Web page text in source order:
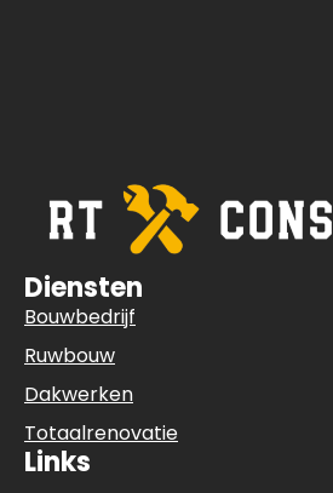
Diensten
Bouwbedrijf
Ruwbouw
Dakwerken
Totaalrenovatie
Links